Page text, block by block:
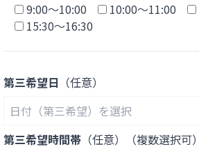
9:00〜10:00
10:00～11:00
15:30～16:30
第三希望日 （任意）
第三希望時間帯 （任意）（複数選択可）